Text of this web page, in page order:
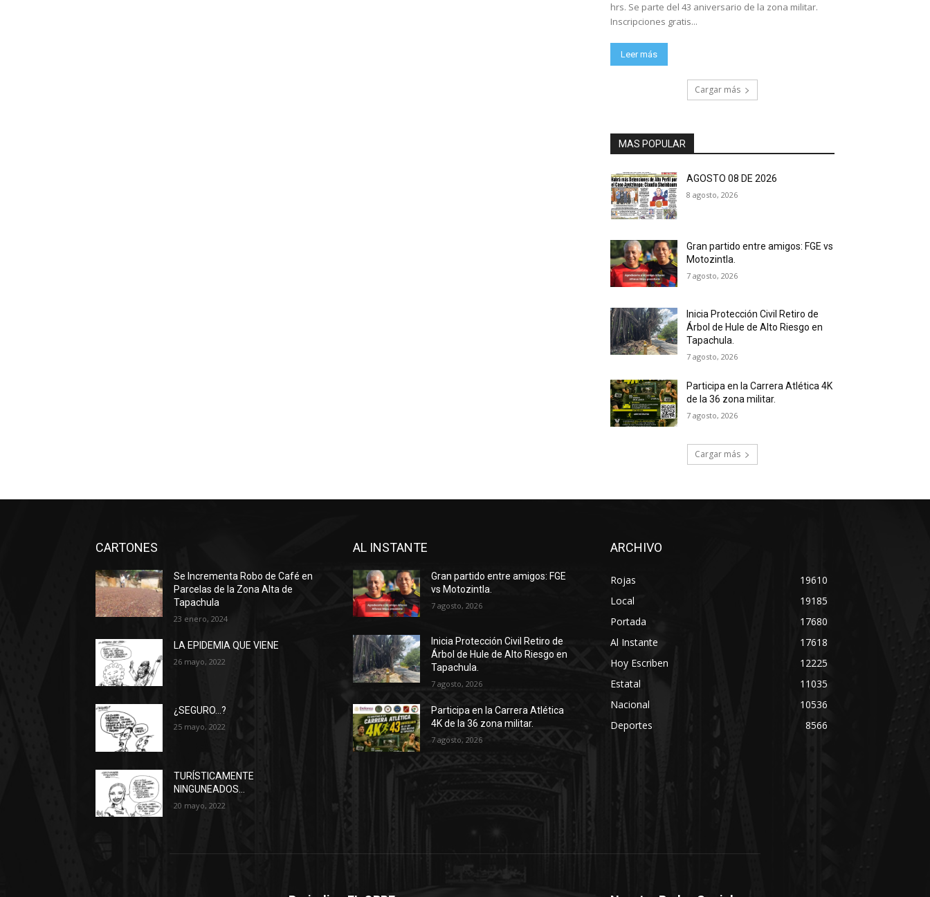
hrs. Se parte del 43 aniversario de la zona militar.
Inscripciones gratis...
Leer más
Cargar más
MAS POPULAR
AGOSTO 08 DE 2026
8 agosto, 2026
Gran partido entre amigos: FGE vs
Motozintla.
7 agosto, 2026
Inicia Protección Civil Retiro de
Árbol de Hule de Alto Riesgo en
Tapachula.
7 agosto, 2026
Participa en la Carrera Atlética 4K
de la 36 zona militar.
7 agosto, 2026
Cargar más
CARTONES
Se Incrementa Robo de Café en
Parcelas de la Zona Alta de
Tapachula
23 enero, 2024
LA EPIDEMIA QUE VIENE
26 mayo, 2022
¿SEGURO…?
25 mayo, 2022
TURÍSTICAMENTE
NINGUNEADOS…
20 mayo, 2022
AL INSTANTE
Gran partido entre amigos: FGE
vs Motozintla.
7 agosto, 2026
Inicia Protección Civil Retiro de
Árbol de Hule de Alto Riesgo en
Tapachula.
7 agosto, 2026
Participa en la Carrera Atlética
4K de la 36 zona militar.
7 agosto, 2026
ARCHIVO
Rojas
19610
Local
19185
Portada
17680
Al Instante
17618
Hoy Escriben
12225
Estatal
11035
Nacional
10536
Deportes
8566